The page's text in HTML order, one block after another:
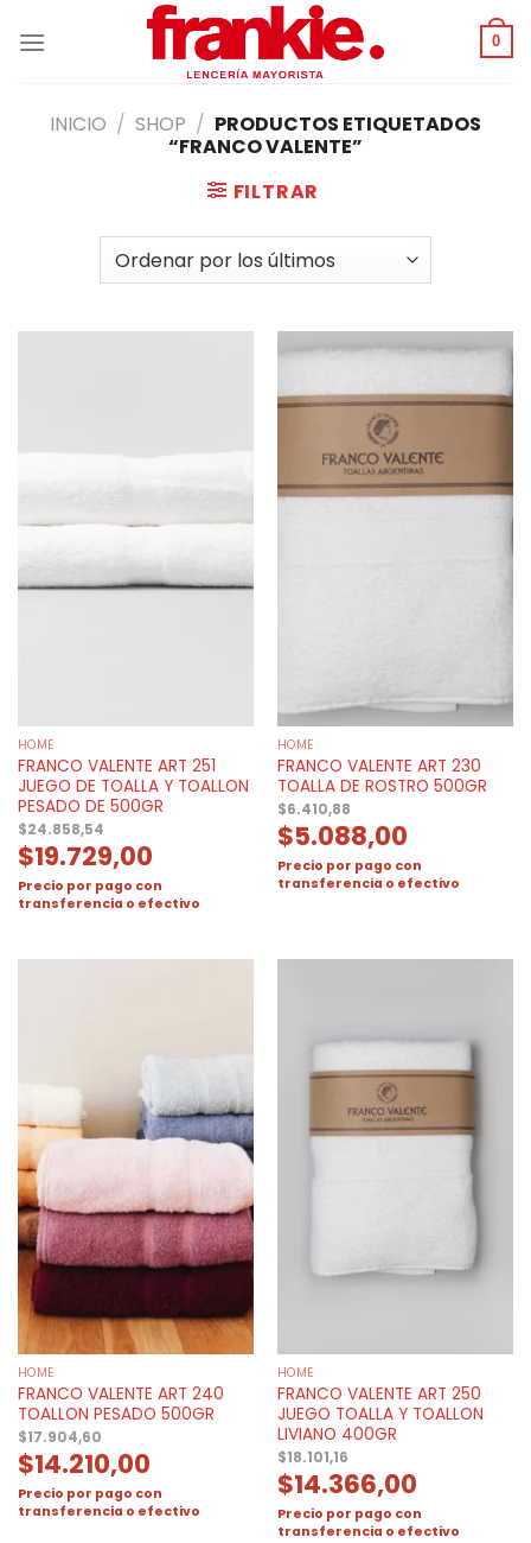
0
INICIO / SHOP / PRODUCTOS ETIQUETADOS
“FRANCO VALENTE”
FILTRAR
HOME
FRANCO VALENTE ART 251
JUEGO DE TOALLA Y TOALLON
PESADO DE 500GR
$24.858,54
$19.729,00
Precio por pago con
transferencia o efectivo
HOME
FRANCO VALENTE ART 230
TOALLA DE ROSTRO 500GR
$6.410,88
$5.088,00
Precio por pago con
transferencia o efectivo
HOME
FRANCO VALENTE ART 240
TOALLON PESADO 500GR
$17.904,60
$14.210,00
Precio por pago con
transferencia o efectivo
HOME
FRANCO VALENTE ART 250
JUEGO TOALLA Y TOALLON
LIVIANO 400GR
$18.101,16
$14.366,00
Precio por pago con
transferencia o efectivo